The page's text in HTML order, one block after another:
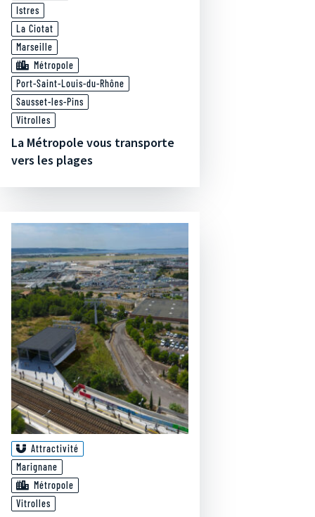
Istres
La Ciotat
Marseille
Métropole
Port-Saint-Louis-du-Rhône
Sausset-les-Pins
Vitrolles
La Métropole vous transporte
vers les plages
Attractivité
Marignane
Métropole
Vitrolles